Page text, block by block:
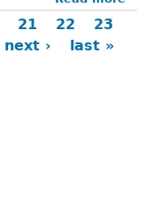
21 22
23
next › last »